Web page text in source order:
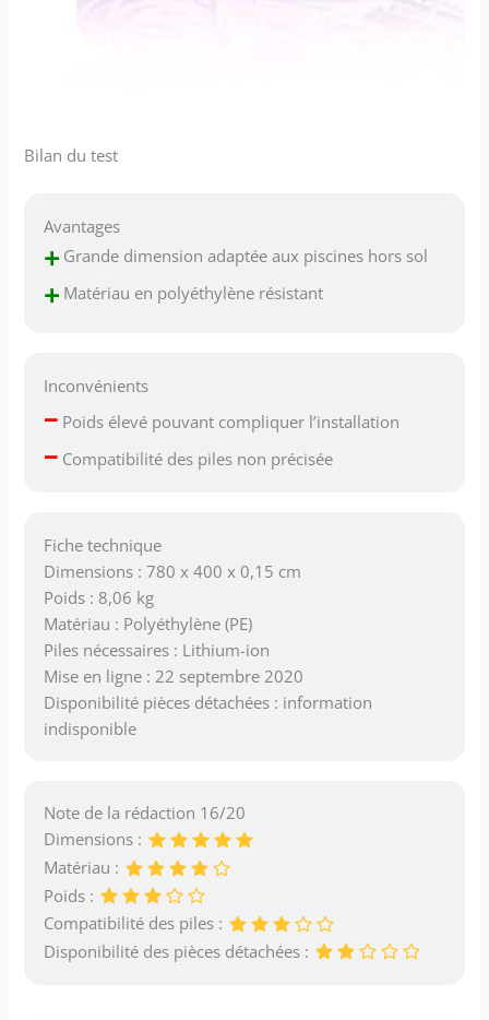
Bilan du test
Avantages
+ Grande dimension adaptée aux piscines hors sol
+ Matériau en polyéthylène résistant
Inconvénients
– Poids élevé pouvant compliquer l’installation
– Compatibilité des piles non précisée
Fiche technique
Dimensions : 780 x 400 x 0,15 cm
Poids : 8,06 kg
Matériau : Polyéthylène (PE)
Piles nécessaires : Lithium-ion
Mise en ligne : 22 septembre 2020
Disponibilité pièces détachées : information
indisponible
Note de la rédaction 16/20
Dimensions :
Matériau :
Poids :
Compatibilité des piles :
Disponibilité des pièces détachées :